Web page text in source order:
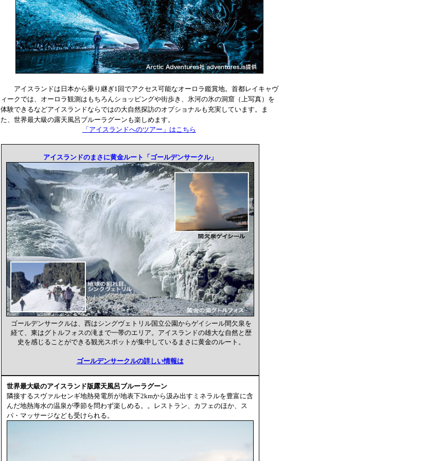
アイスランドは日本から乗り継ぎ1回でアクセス可能なオーロラ鑑賞地。首都レイキャヴ
ィークでは、オーロラ観測はもちろんショッピングや街歩き、氷河の氷の洞窟（上写真）を
体験できるなどアイスランドならではの大自然探訪のオプショナルも充実しています。ま
た、世界最大級の露天風呂ブルーラグーンも楽しめます。
「アイスランドへのツアー」はこちら
アイスランドのまさに黄金ルート「ゴールデンサークル」
ゴールデンサークルは、西はシングヴェトリル国立公園からゲイシール間欠泉を
経て、東はグトルフォスの滝まで一帯のエリア。アイスランドの雄大な自然と歴
史を感じることができる観光スポットが集中しているまさに黄金のルート。
ゴールデンサークルの詳しい情報は
世界最大級のアイスランド版露天風呂ブルーラグーン
隣接するスヴァルセンギ地熱発電所が地表下2kmから汲み出すミネラルを豊富に含
んだ地熱海水の温泉が季節を問わず楽しめる。。レストラン、カフェのほか、ス
パ・マッサージなども受けられる。